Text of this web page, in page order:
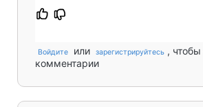
Войдите или зарегистрируйтесь , чтобы
комментарии